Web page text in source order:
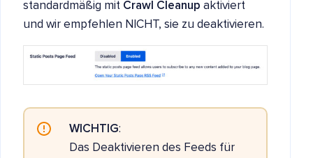
standardmäßig mit Crawl Cleanup aktiviert
und wir empfehlen NICHT, sie zu deaktivieren.
WICHTIG:
Das Deaktivieren des Feeds für